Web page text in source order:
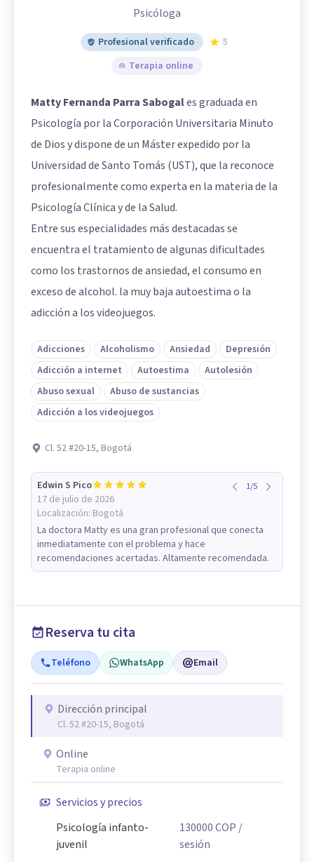
Psicóloga
Profesional verificado
5
Terapia online
Matty Fernanda Parra Sabogales graduada en
Psicología por la Corporación Universitaria Minuto
de Dios y dispone de un Máster expedido por la
Universidad de Santo Tomás (UST), que la reconoce
profesionalmente como experta en la materia de la
Psicología Clínica y de la Salud.
Entre sus especialidades más destacadas se
encuentra el tratamiento de algunas dificultades
como los trastornos de ansiedad, el consumo en
exceso de alcohol. la muy baja autoestima o la
adicción a los videojuegos.
Adicciones Alcoholismo Ansiedad
Depresión
Adicción a internet
Autoestima
Autolesión
Abuso sexual
Abuso de sustancias
Adicción a los videojuegos
Cl. 52 #20-15, Bogotá
Edwin S Pico
17 de julio de 2026
Localización: Bogotá
1/5
La doctora Matty es una gran profesional que conecta
inmediatamente con el problema y hace
recomendaciones acertadas. Altamente recomendada.
Reserva tu cita
Teléfono WhatsApp Email
Dirección principal
Cl. 52 #20-15, Bogotá
Online
Terapia online
Servicios y precios
Psicología infanto-
juvenil
130000COP /
sesión